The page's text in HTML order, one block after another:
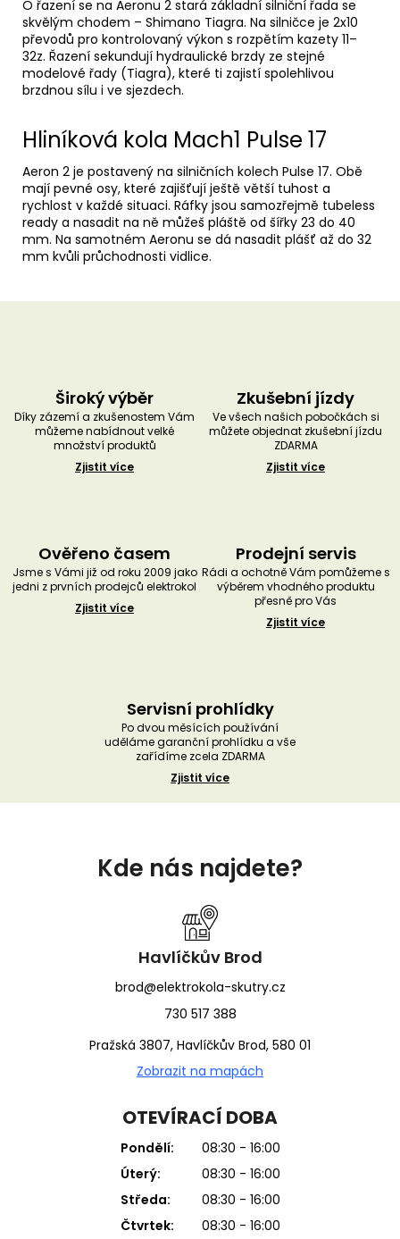
O řazení se na Aeronu 2 stará základní silniční řada se
skvělým chodem – Shimano Tiagra. Na silničce je 2x10
převodů pro kontrolovaný výkon s rozpětím kazety 11–
32z. Řazení sekundují hydraulické brzdy ze stejné
modelové řady (Tiagra), které ti zajistí spolehlivou
brzdnou sílu i ve sjezdech.
Hliníková kola Mach1 Pulse 17
Aeron 2 je postavený na silničních kolech Pulse 17. Obě
mají pevné osy, které zajišťují ještě větší tuhost a
rychlost v každé situaci. Ráfky jsou samozřejmě tubeless
ready a nasadit na ně můžeš pláště od šířky 23 do 40
mm. Na samotném Aeronu se dá nasadit plášť až do 32
mm kvůli průchodnosti vidlice.
Široký výběr
Díky zázemí a zkušenostem Vám
můžeme nabídnout velké
množství produktů
Zjistit více
Zkušební jízdy
Ve všech našich pobočkách si
můžete objednat zkušební jízdu
ZDARMA
Zjistit více
Ověřeno časem
Jsme s Vámi již od roku 2009 jako
jedni z prvních prodejců elektrokol
Zjistit více
Prodejní servis
Rádi a ochotně Vám pomůžeme s
výběrem vhodného produktu
přesně pro Vás
Zjistit více
Servisní prohlídky
Po dvou měsících používání
uděláme garanční prohlídku a vše
zařídíme zcela ZDARMA
Zjistit více
Kde nás najdete?
Havlíčkův Brod
brod@elektrokola-skutry.cz
730 517 388
Pražská 3807, Havlíčkův Brod, 580 01
Zobrazit na mapách
OTEVÍRACÍ DOBA
Pondělí:
08:30 - 16:00
Úterý:
08:30 - 16:00
Středa:
08:30 - 16:00
Čtvrtek:
08:30 - 16:00